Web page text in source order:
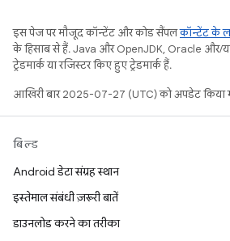
इस पेज पर मौजूद कॉन्टेंट और कोड सैंपलकॉन्टेंट के
के हिसाब से हैं. Java और OpenJDK, Oracle और/
ट्रेडमार्क या रजिस्टर किए हुए ट्रेडमार्क हैं.
आखिरी बार 2025-07-27 (UTC) को अपडेट किया
बिल्ड
Android डेटा संग्रह स्थान
इस्तेमाल संबंधी ज़रूरी बातें
डाउनलोड करने का तरीका